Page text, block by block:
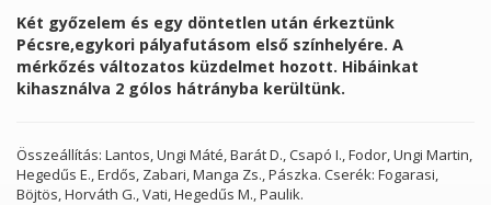
Két győzelem és egy döntetlen után érkeztünk
Pécsre,egykori pályafutásom első színhelyére. A
mérkőzés változatos küzdelmet hozott. Hibáinkat
kihasználva 2 gólos hátrányba kerültünk.
Összeállítás: Lantos, Ungi Máté, Barát D., Csapó I., Fodor, Ungi Martin,
Hegedűs E., Erdős, Zabari, Manga Zs., Pászka. Cserék: Fogarasi,
Böjtös, Horváth G., Vati, Hegedűs M., Paulik.